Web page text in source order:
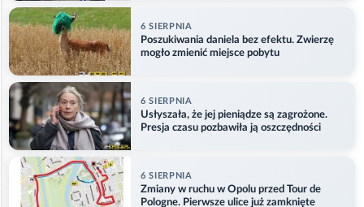
6 SIERPNIA
Poszukiwania daniela bez efektu. Zwierzę
mogło zmienić miejsce pobytu
6 SIERPNIA
Usłyszała, że jej pieniądze są zagrożone.
Presja czasu pozbawiła ją oszczędności
6 SIERPNIA
Zmiany w ruchu w Opolu przed Tour de
Pologne. Pierwsze ulice już zamknięte